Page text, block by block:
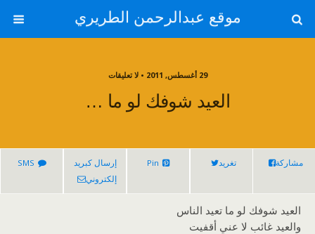
موقع عبدالرحمن الطريري
29 أغسطس, 2011 • لا تعليقات
العيد شوفك لو ما …
مشاركة تغريد Pin
إرسال كبريد
إلكتروني
SMS
العيد شوفك لو ما تعيد الناس
والعيد غائب لا عني أقفيت